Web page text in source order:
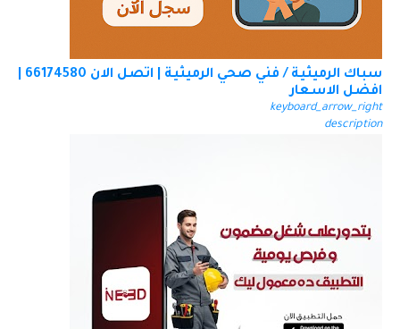
افضل الاسعار
keyboard_arrow_right
description